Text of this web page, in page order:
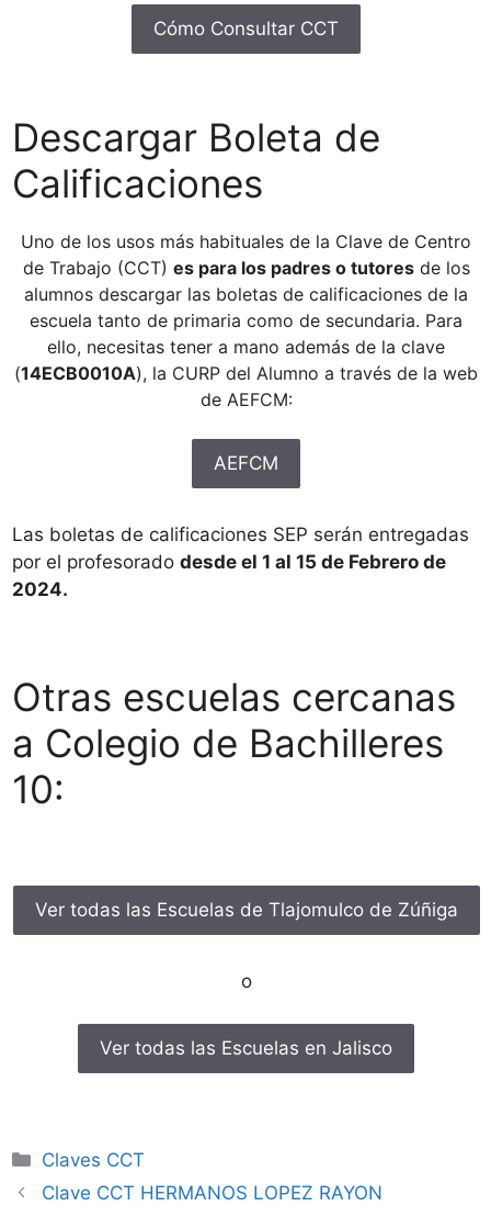
Cómo Consultar CCT
Descargar Boleta de
Calificaciones
Uno de los usos más habituales de la Clave de Centro
de Trabajo (CCT) es para los padres o tutoresde los
alumnos descargar las boletas de calificaciones de la
escuela tanto de primaria como de secundaria. Para
ello, necesitas tener a mano además de la clave
(14ECB0010A), la CURP del Alumno a través de la web
de AEFCM:
AEFCM
Las boletas de calificaciones SEP serán entregadas
por el profesorado desde el 1 al 15 de Febrero de
2024.
Otras escuelas cercanas
a Colegio de Bachilleres
10:
Ver todas las Escuelas de Tlajomulco de Zúñiga
o
Ver todas las Escuelas en Jalisco
Categorías
Claves CCT
Clave CCT HERMANOS LOPEZ RAYON